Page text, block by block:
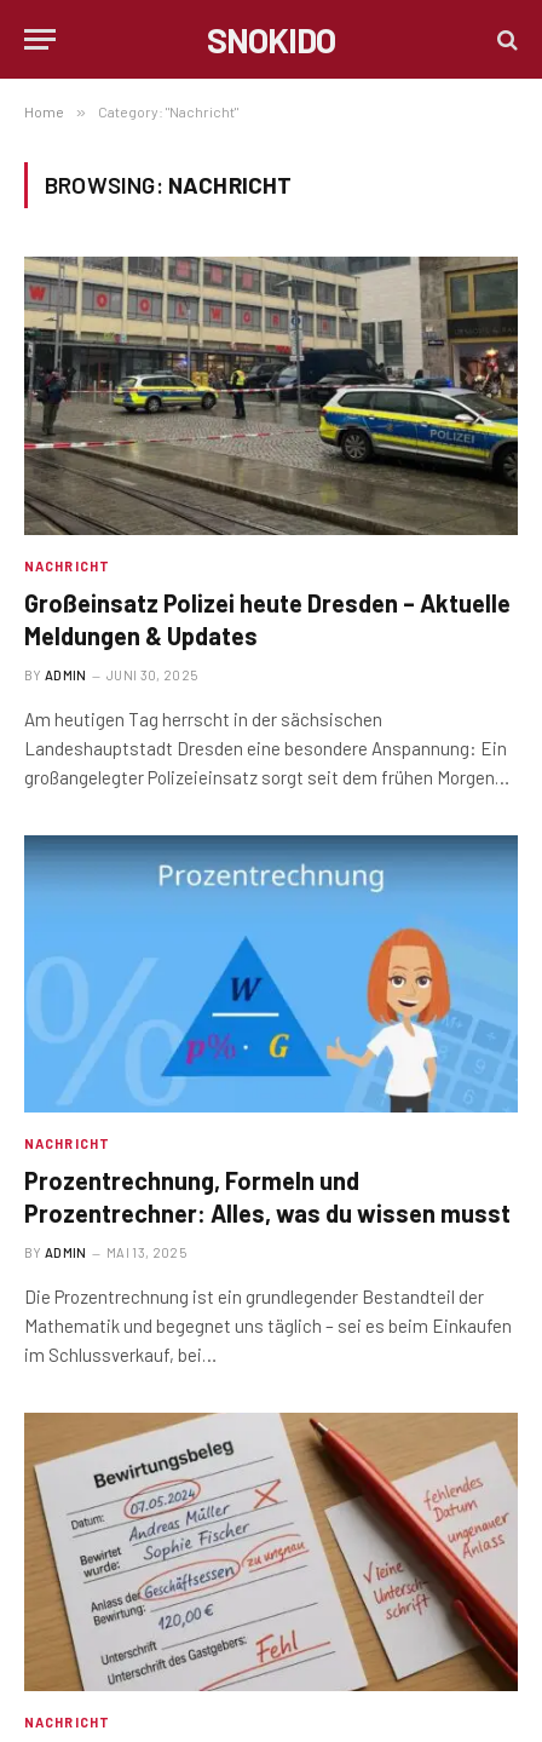
SNOKIDO
Home » Category: "Nachricht"
BROWSING: NACHRICHT
NACHRICHT
Großeinsatz Polizei heute Dresden – Aktuelle
Meldungen & Updates
BY ADMIN JUNI 30, 2025
Am heutigen Tag herrscht in der sächsischen
Landeshauptstadt Dresden eine besondere Anspannung: Ein
großangelegter Polizeieinsatz sorgt seit dem frühen Morgen…
NACHRICHT
Prozentrechnung, Formeln und
Prozentrechner: Alles, was du wissen musst
BY ADMIN MAI 13, 2025
Die Prozentrechnung ist ein grundlegender Bestandteil der
Mathematik und begegnet uns täglich – sei es beim Einkaufen
im Schlussverkauf, bei…
NACHRICHT